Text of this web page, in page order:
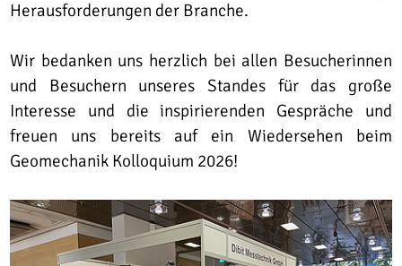
Herausforderungen der Branche.
Wir bedanken uns herzlich bei allen Besucherinnen
und Besuchern unseres Standes für das große
Interesse und die inspirierenden Gespräche und
freuen uns bereits auf ein Wiedersehen beim
Geomechanik Kolloquium 2026!